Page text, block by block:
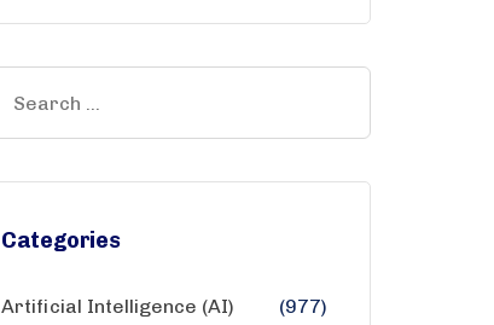
Categories
Artificial Intelligence (AI) (977)